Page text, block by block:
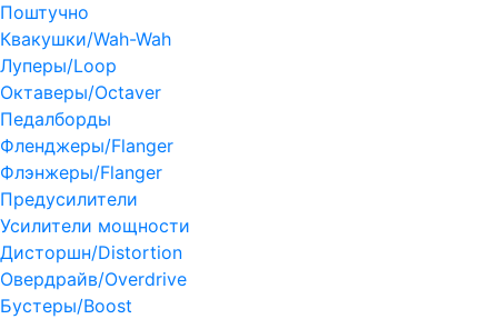
Поштучно
Квакушки/Wah-Wah
Луперы/Loop
Октаверы/Octaver
Педалборды
Фленджеры/Flanger
Флэнжеры/Flanger
Предусилители
Усилители мощности
Дисторшн/Distortion
Овердрайв/Overdrive
Бустеры/Boost